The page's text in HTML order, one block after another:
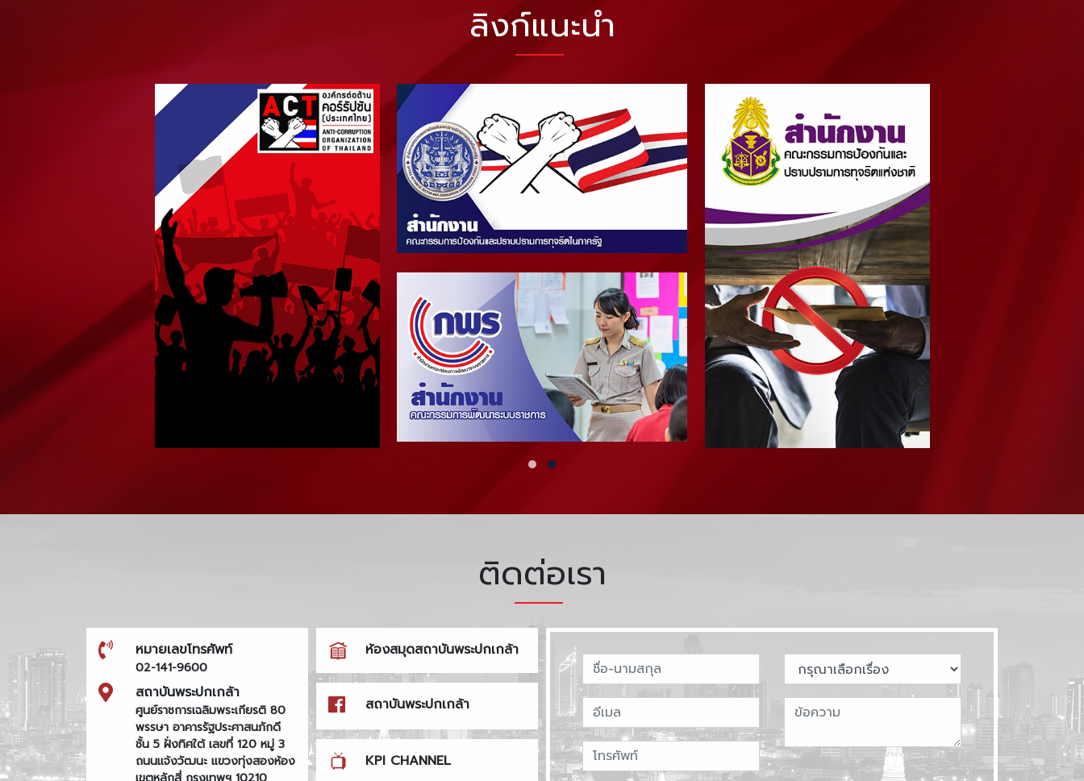
ลิงก์แนะนำ
ติดต่อเรา
หมายเลขโทรศัพท์
02-141-9600
สถาบันพระปกเกล้า
ศูนย์ราชการเฉลิมพระเกียรติ 80
พรรษา อาคารรัฐประศาสนภักดี
ชั้น 5 ฝั่งทิศใต้ เลขที่ 120 หมู่ 3
ถนนแจ้งวัฒนะ แขวงทุ่งสองห้อง
ห้องสมุดสถาบันพระปกเกล้า
สถาบันพระปกเกล้า
KPI CHANNEL